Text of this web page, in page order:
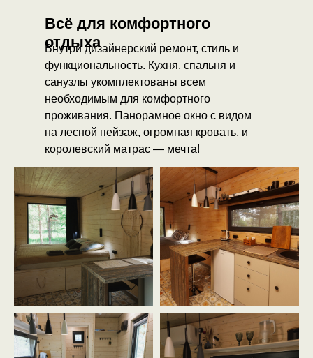
Всё для комфортного
отдыха
Внутри дизайнерский ремонт, стиль и
функциональность. Кухня, спальня и
санузлы укомплектованы всем
необходимым для комфортного
проживания. Панорамное окно с видом
на лесной пейзаж, огромная кровать, и
королевский матрас — мечта!